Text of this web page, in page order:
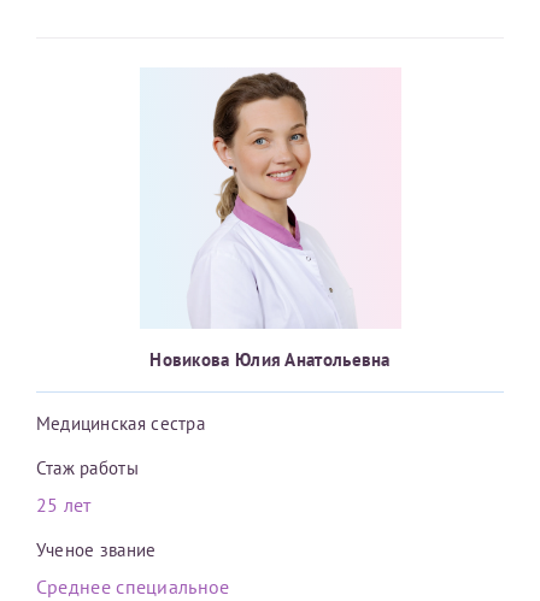
Новикова Юлия Анатольевна
Медицинская сестра
Стаж работы
25 лет
Ученое звание
Среднее специальное